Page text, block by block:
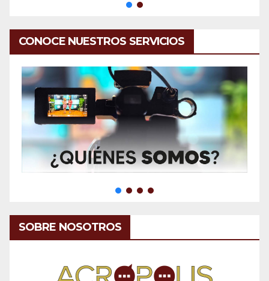
CONOCE NUESTROS SERVICIOS
SOBRE NOSOTROS